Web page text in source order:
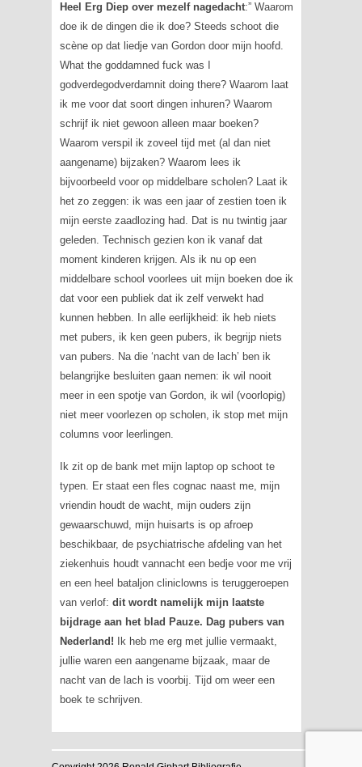
Heel Erg Diep over mezelf nagedacht:” Waarom
doe ik de dingen die ik doe? Steeds schoot die
scène op dat liedje van Gordon door mijn hoofd.
What the goddamned fuck was I
godverdegodverdamnit doing there? Waarom laat
ik me voor dat soort dingen inhuren? Waarom
schrijf ik niet gewoon alleen maar boeken?
Waarom verspil ik zoveel tijd met (al dan niet
aangename) bijzaken? Waarom lees ik
bijvoorbeeld voor op middelbare scholen? Laat ik
het zo zeggen: ik was een jaar of zestien toen ik
mijn eerste zaadlozing had. Dat is nu twintig jaar
geleden. Technisch gezien kon ik vanaf dat
moment kinderen krijgen. Als ik nu op een
middelbare school voorlees uit mijn boeken doe ik
dat voor een publiek dat ik zelf verwekt had
kunnen hebben. In alle eerlijkheid: ik heb niets
met pubers, ik ken geen pubers, ik begrijp niets
van pubers. Na die ‘nacht van de lach’ ben ik
belangrijke besluiten gaan nemen: ik wil nooit
meer in een spotje van Gordon, ik wil (voorlopig)
niet meer voorlezen op scholen, ik stop met mijn
columns voor leerlingen.
Ik zit op de bank met mijn laptop op schoot te
typen. Er staat een fles cognac naast me, mijn
vriendin houdt de wacht, mijn ouders zijn
gewaarschuwd, mijn huisarts is op afroep
beschikbaar, de psychiatrische afdeling van het
ziekenhuis houdt vannacht een bedje voor me vrij
en een heel bataljon cliniclowns is teruggeroepen
van verlof: dit wordt namelijk mijn laatste
bijdrage aan het blad Pauze. Dag pubers van
Nederland! Ik heb me erg met jullie vermaakt,
jullie waren een aangename bijzaak, maar de
nacht van de lach is voorbij. Tijd om weer een
boek te schrijven.